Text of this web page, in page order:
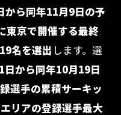
から同年11月9日の予
東京で開催する最終
名を選出 します。選
日から同年10月19日
選手の累積サーキッ
リアの登録選手最大